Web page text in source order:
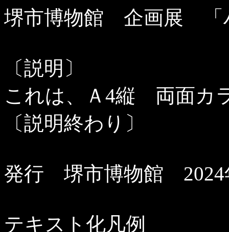
堺市博物館 企画展 「
〔説明〕
これは、Ａ 4縦 両面カ
〔説明終わり〕
発行 堺市博物館 2024
テキスト化凡例